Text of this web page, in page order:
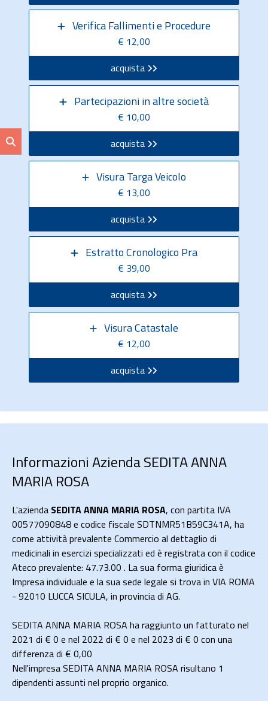
Verifica Fallimenti e Procedure
€ 12,00
acquista
Partecipazioni in altre società
€ 10,00
acquista
Visura Targa Veicolo
€ 13,00
acquista
Estratto Cronologico Pra
€ 39,00
acquista
Visura Catastale
€ 12,00
acquista
Informazioni Azienda SEDITA ANNA
MARIA ROSA
L'azienda SEDITA ANNA MARIA ROSA, con partita IVA
00577090848 e codice fiscale SDTNMR51B59C341A, ha
come attività prevalente Commercio al dettaglio di
medicinali in esercizi specializzati ed è registrata con il codice
Ateco prevalente: 47.73.00 . La sua forma giuridica è
Impresa individuale e la sua sede legale si trova in VIA ROMA
- 92010 LUCCA SICULA, in provincia di AG.
SEDITA ANNA MARIA ROSA ha raggiunto un fatturato nel
2021 di € 0 e nel 2022 di € 0 e nel 2023 di € 0 con una
differenza di € 0,00
Nell'impresa SEDITA ANNA MARIA ROSA risultano 1
dipendenti assunti nel proprio organico.